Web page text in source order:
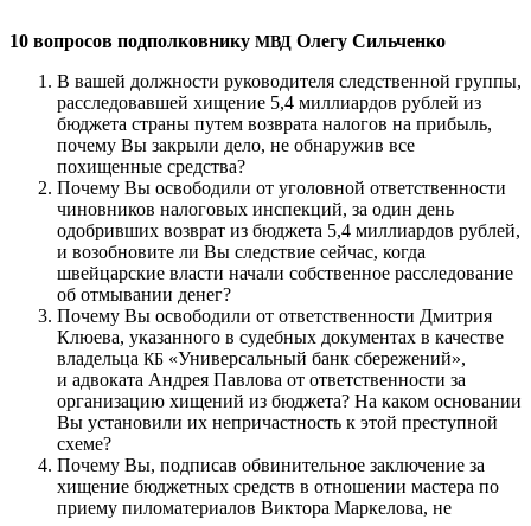
10 вопросов подполковнику МВД Олегу Сильченко
В вашей должности руководителя следственной группы,
расследовавшей хищение 5,4 миллиардов рублей из
бюджета страны путем возврата налогов на прибыль,
почему Вы закрыли дело, не обнаружив все
похищенные средства?
Почему Вы освободили от уголовной ответственности
чиновников налоговых инспекций, за один день
одобривших возврат из бюджета 5,4 миллиардов рублей,
и возобновите ли Вы следствие сейчас, когда
швейцарские власти начали собственное расследование
об отмывании денег?
Почему Вы освободили от ответственности Дмитрия
Клюева, указанного в судебных документах в качестве
владельца КБ «Универсальный банк сбережений»,
и адвоката Андрея Павлова от ответственности за
организацию хищений из бюджета? На каком основании
Вы установили их непричастность к этой преступной
схеме?
Почему Вы, подписав обвинительное заключение за
хищение бюджетных средств в отношении мастера по
приему пиломатериалов Виктора Маркелова, не